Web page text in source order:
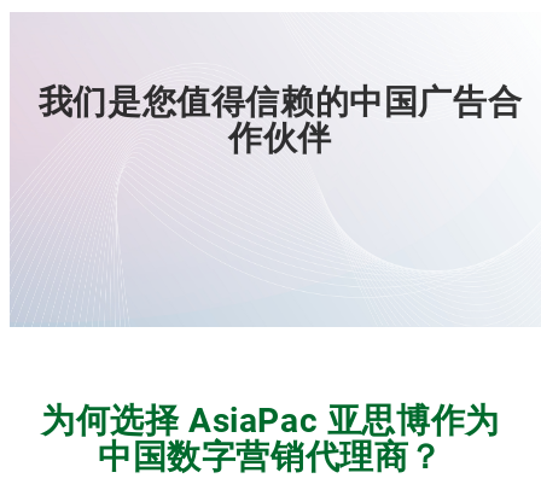
我们是您值得信赖的中国广告合
作伙伴
为何选择 AsiaPac 亚思博作为
中国数字营销代理商？